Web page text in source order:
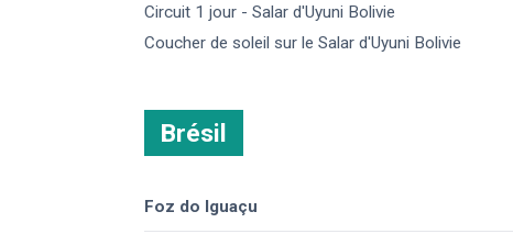
Circuit 1 jour - Salar d'Uyuni Bolivie
Coucher de soleil sur le Salar d'Uyuni Bolivie
Brésil
Foz do Iguaçu